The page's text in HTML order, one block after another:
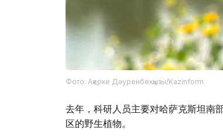
Фото: Ақерке Дәуренбекқызы/Kazinform
去年，科研人员主要对哈萨克斯坦南
区的野生植物。